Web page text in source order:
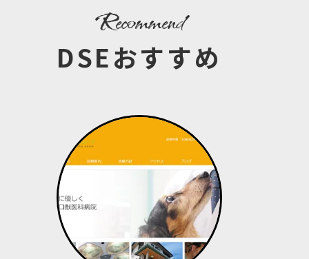
DSEおすすめ
recommend